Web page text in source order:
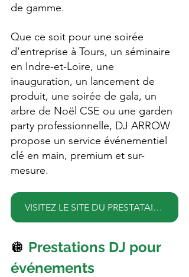
de gamme.
Que ce soit pour une soirée
d’entreprise à Tours, un séminaire
en Indre-et-Loire, une
inauguration, un lancement de
produit, une soirée de gala, un
arbre de Noël CSE ou une garden
party professionnelle, DJ ARROW
propose un service événementiel
clé en main, premium et sur-
mesure.
VISITEZ LE SITE DU PRESTATAIRE DJ ARROW
🪩 Prestations DJ pour
événements